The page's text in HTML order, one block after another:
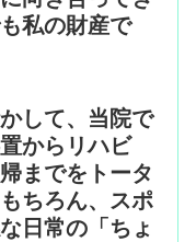
私の財産で
して、当院で
からリハビ
までをトータ
ちろん、スポ
日常の「ちょ